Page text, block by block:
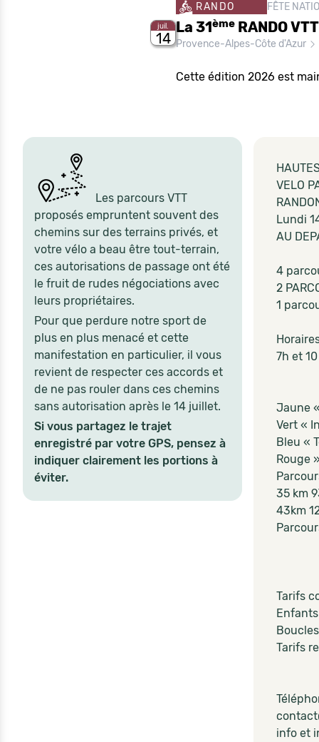
juil.
14
RANDO FÊTE
La 31ème RANDO
Provence-Alpes-Côte d'Azur
Cette édition 2026 est
Les parcours VTT
proposés empruntent souvent des
chemins sur des terrains privés, et
votre vélo a beau être tout-terrain,
ces autorisations de passage ont été
le fruit de rudes négociations avec
leurs propriétaires.
Pour que perdure notre sport de
plus en plus menacé et cette
manifestation en particulier, il vous
revient de respecter ces accords et
de ne pas rouler dans ces chemins
sans autorisation après le 14 juillet.
Si vous partagez le trajet
enregistré par votre GPS, pensez à
indiquer clairement les portions à
éviter.
VELO
Lundi
AU
4
2
1
7h et
Jaune
Vert «
Bleu «
Rouge
35 km
43km
Tarifs
Tarifs
info et